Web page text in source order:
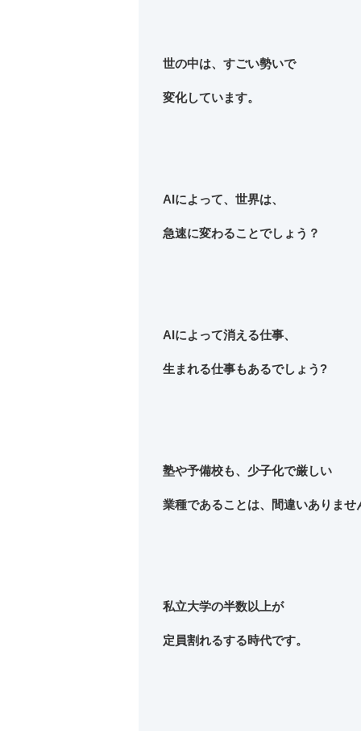
世の中は、すごい勢いで
変化しています。
AIによって、世界は、
急速に変わることでしょう？
AIによって消える仕事、
生まれる仕事もあるでしょう?
塾や予備校も、少子化で厳しい
業種であることは、間違いありませ
私立大学の半数以上が
定員割れるする時代です。